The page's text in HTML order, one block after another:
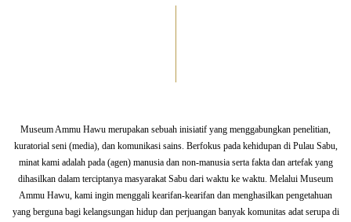
Museum Ammu Hawu merupakan sebuah inisiatif yang menggabungkan penelitian,
kuratorial seni (media), dan komunikasi sains. Berfokus pada kehidupan di Pulau Sabu,
minat kami adalah pada (agen) manusia dan non-manusia serta fakta dan artefak yang
dihasilkan dalam terciptanya masyarakat Sabu dari waktu ke waktu. Melalui Museum
Ammu Hawu, kami ingin menggali kearifan-kearifan dan menghasilkan pengetahuan
yang berguna bagi kelangsungan hidup dan perjuangan banyak komunitas adat serupa di